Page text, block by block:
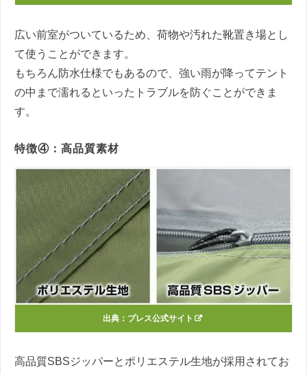
広い前室がついているため、荷物や汚れた靴置き場とし
て使うことができます。
もちろん防水仕様でもあるので、強い雨が降ってテント
の中まで濡れるといったトラブルを防ぐことができま
す。
特徴④：高品質素材
出典： プレス公式サイト
高品質SBSジッパーとポリエステル生地が採用されてお